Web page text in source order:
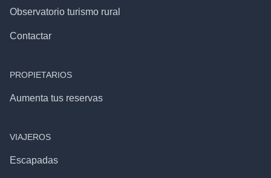
Observatorio turismo rural
Contactar
PROPIETARIOS
Aumenta tus reservas
VIAJEROS
Escapadas